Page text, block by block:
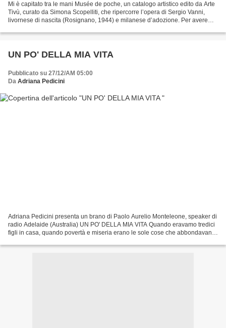
Mi è capitato tra le mani Musée de poche, un catalogo artistico edito da Arte
Tivù, curato da Simona Scopelliti, che ripercorre l’opera di Sergio Vanni,
livornese di nascita (Rosignano, 1944) e milanese d’adozione. Per avere
UN PO' DELLA MIA VITA
Pubblicato su 27/12/AM 05:00
Da Adriana Pedicini
Adriana Pedicini presenta un brano di Paolo Aurelio Monteleone, speaker di
radio Adelaide (Australia) UN PO' DELLA MIA VITA Quando eravamo tredici
figli in casa, quando povertà e miseria erano le sole cose che abbondavano,